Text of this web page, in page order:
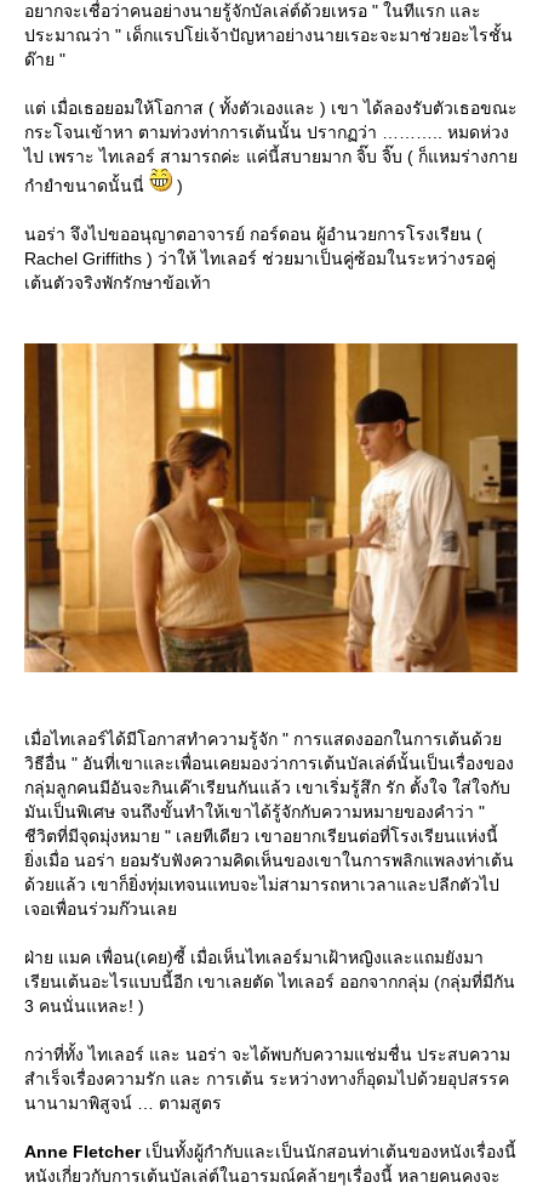
อยากจะเชื่อว่าคนอย่างนายรู้จักบัลเล่ต์ด้วยเหรอ " ในทีแรก และ
ประมาณว่า " เด็กแรปโย่เจ้าปัญหาอย่างนายเรอะจะมาช่วยอะไรชั้น
ด๊าย "
ต่ เมื่อเธอยอมให้โอกาส ( ทั้งตัวเองและ ) เขา ได้ลองรับตัวเธอขณะ
กระโจนเข้าหา ตามท่วงท่าการเต้นนั้น ปรากฏว่า ……….. หมดห่วง
ไป เพราะ ไทเลอร์ สามารถค่ะ แค่นี้สบายมาก จิ๊บ จิ๊บ ( ก็แหมร่างกา
กำยำขนาดนั้นนี่
)
นอร่า จึงไปขออนุญาตอาจารย์ กอร์ดอน ผู้อำนวยการโรงเรียน (
Rachel Griffiths ) ว่าให้ ไทเลอร์ ช่วยมาเป็นคู่ซ้อมในระหว่างรอคู่
เต้นตัวจริงพักรักษาข้อเท้า
เมื่อไทเลอร์ได้มีโอกาสทำความรู้จัก " การแสดงออกในการเต้นด้ว
วิธีอื่น " อันที่เขาและเพื่อนเคยมองว่าการเต้นบัลเล่ต์นั้นเป็นเรื่องของ
กลุ่มลูกคนมีอันจะกินเค๊าเรียนกันแล้ว เขาเริ่มรู้สึก รัก ตั้งใจ ใส่ใจกับ
มันเป็นพิเศษ จนถึงขั้นทำให้เขาได้รู้จักกับความหมายของคำว่า "
ชีวิตที่มีจุดมุ่งหมาย " เลยทีเดียว เขาอยากเรียนต่อที่โรงเรียนแห่งนี้
ิ่งเมื่อ นอร่า ยอมรับฟังความคิดเห็นของเขาในการพลิกแพลงท่าเต้น
ด้วยแล้ว เขาก็ยิ่งทุ่มเทจนแทบจะไม่สามารถหาเวลาและปลีกตัวไป
เจอเพื่อนร่วมก๊วนเล
ฝ่าย แมค เพื่อน(เคย)ซี้ เมื่อเห็นไทเลอร์มาเฝ้าหญิงและแถมยังมา
เรียนเต้นอะไรแบบนี้อีก เขาเลยตัด ไทเลอร์ ออกจากกลุ่ม (กลุ่มที่มีกัน
3 คนนั่นแหละ! )
กว่าที่ทั้ง ไทเลอร์ และ นอร่า จะได้พบกับความแช่มชื่น ประสบความ
สำเร็จเรื่องความรัก และ การเต้น ระหว่างทางก็อุดมไปด้วยอุปสรรค
นานามาพิสูจน์ … ตามสูตร
Anne Fletcherเป็นทั้งผู้กำกับและเป็นนักสอนท่าเต้นของหนังเรื่องนี้
หนังเกี่ยวกับการเต้นบัลเล่ต์ในอารมณ์คล้ายๆเรื่องนี้ หลายคนคงจะ